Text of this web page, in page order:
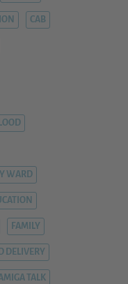
CAB
WARD
FAMILY
DELIVERY
TALK